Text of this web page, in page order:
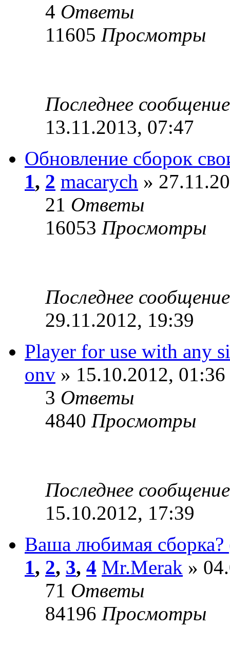
4 Ответы
11605 Просмотры
Последнее
13.11.2013, 07:47
Обновление сборок
1, 2 macarych »
21 Ответы
16053 Просмотры
Последнее
29.11.2012, 19:39
Player for use with any
onv » 15.10.2012, 01:36
3 Ответы
4840 Просмотры
Последнее
15.10.2012, 17:39
Ваша любимая
1, 2, 3, 4 Mr.Merak »
71 Ответы
84196 Просмотры